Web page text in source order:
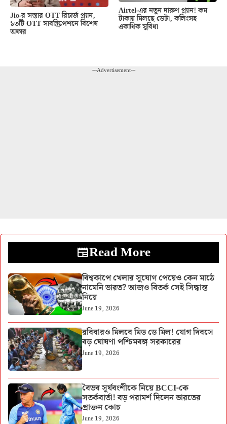
Jio-র সস্তার OTT রিচার্জ প্ল্যান,
১৩টি OTT সাবস্ক্রিপশনে বিশেষ
অফার
Airtel-এর নতুন দারুণ প্ল্যান! কম
টাকায় মিলছে ডেটা, কলিংসহ
একাধিক সুবিধা
---Advertisement---
Read More
বিশ্বকাপে খেলার সুযোগ পেয়েও কেন মাঠে
নামেনি ভারত? আজও বিতর্ক সেই সিদ্ধান্ত
নিয়ে
June 19, 2026
রবিবারও মিলবে মিড ডে মিল! যোগ দিবসে
বড় ঘোষণা পশ্চিমবঙ্গ সরকারের
June 19, 2026
বৈভব সূর্যবংশীকে নিয়ে BCCI-কে
সতর্কবার্তা! বড় পরামর্শ দিলেন ভারতের
প্রাক্তন কোচ
June 19, 2026